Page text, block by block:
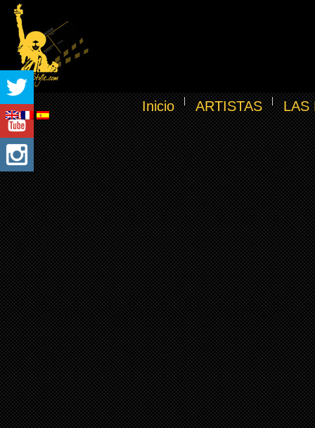
Inicio ARTISTAS LAS